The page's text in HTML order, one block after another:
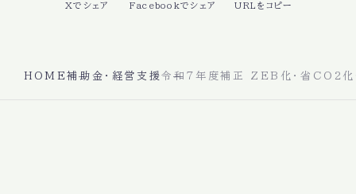
Xでシェア Facebookでシェア URLをコピー
HOME補助金・経営支援令和7年度補正 ZEB化・省CO2